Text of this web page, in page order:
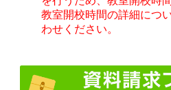
教室開校時間の詳細につ
わせください。